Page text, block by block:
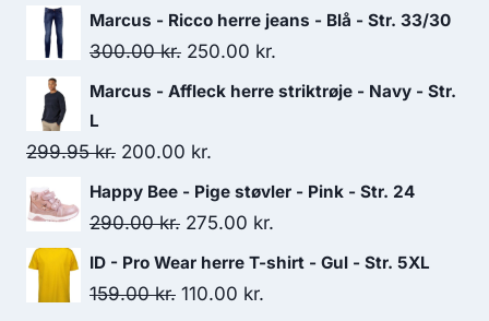
price
was:
price
is:
Marcus - Ricco herre jeans - Blå - Str. 33/30
300.00kr. Original
price
300.00 kr..
250.00 kr.
price
Marcus - Affleck herre striktrøje - Navy - Str.
L
299.95kr. Original
price
was:
200.00 kr.
price
is:
Happy Bee - Pige støvler - Pink - Str. 24
290.00kr. Original
price
was:
275.00 kr.
price
ID - Pro Wear herre T-shirt - Gul - Str. 5XL
159.00kr. Original
110.00 kr.